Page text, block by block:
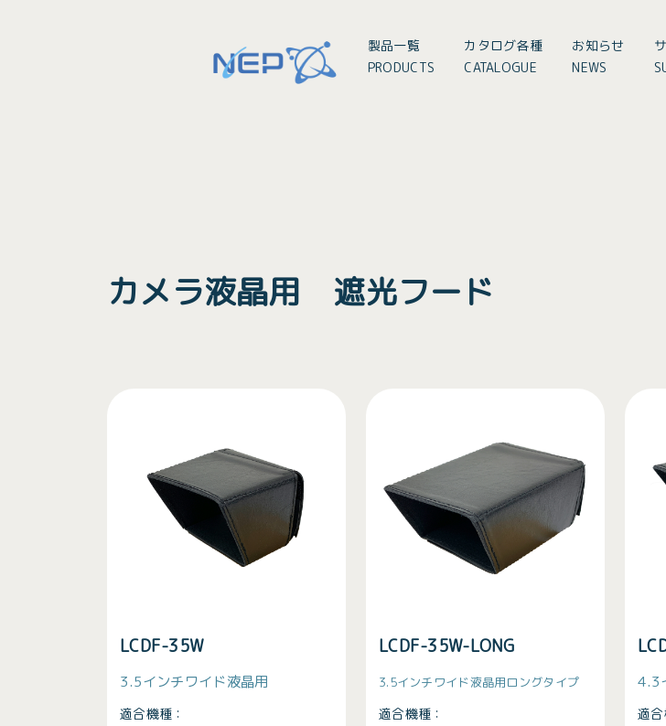
製品一覧
PRODUCTS
カタログ各種
CATALOGUE
お知らせ
NEWS
カメラ液晶用 遮光フード
LCDF-35W
3.5インチワイド液晶用
適合機種：
LCDF-35W-LONG
3.5インチワイド液晶用ロングタイプ
適合機種：
4.3
適合